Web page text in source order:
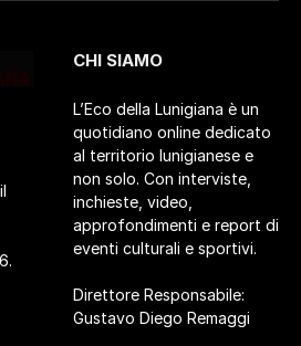
CHI SIAMO
L’Eco della Lunigiana è un
quotidiano online dedicato
al territorio lunigianese e
non solo. Con interviste,
inchieste, video,
approfondimenti e report di
eventi culturali e sportivi.
Direttore Responsabile:
Gustavo Diego Remaggi